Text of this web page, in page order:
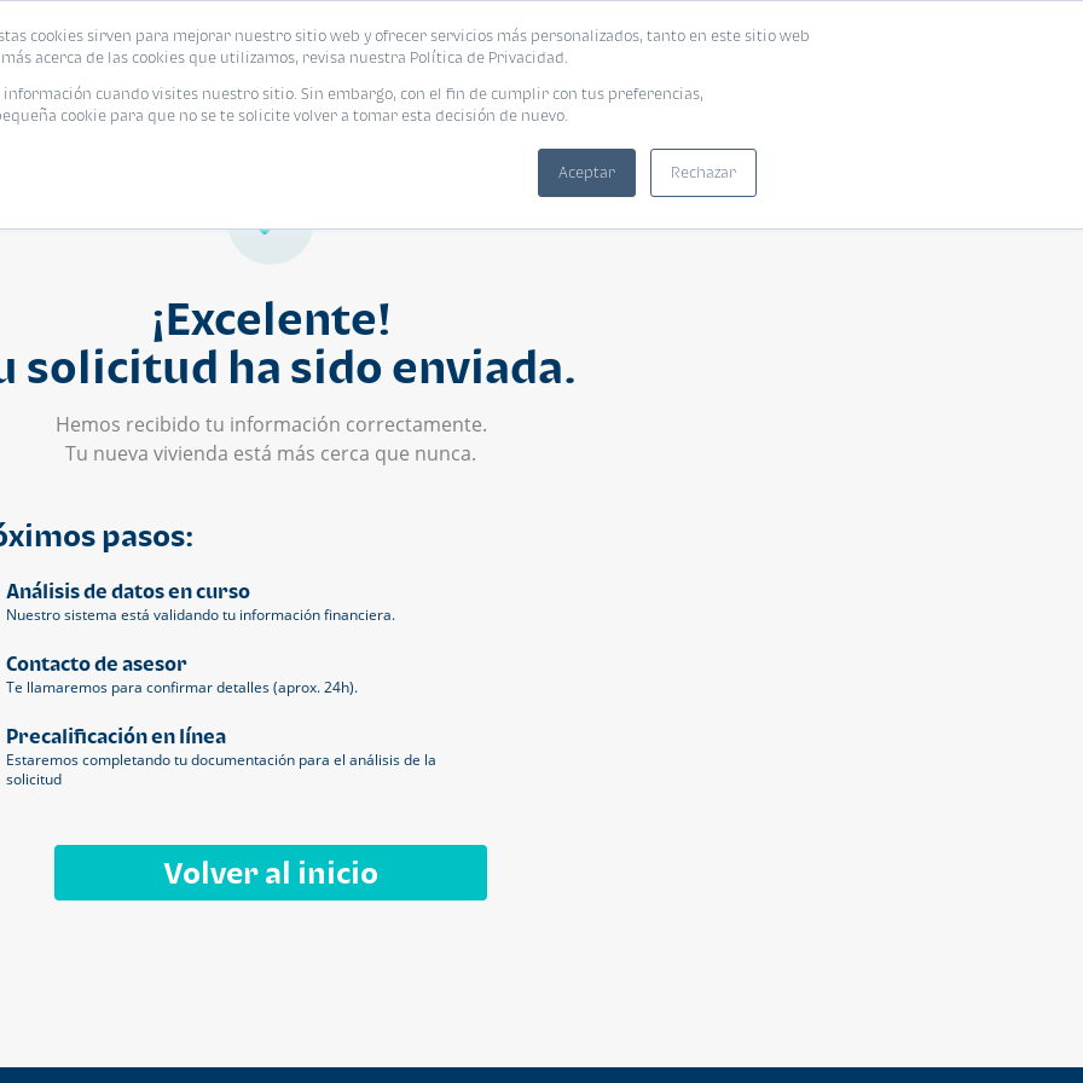
cookies sirven para mejorar nuestro sitio web y ofrecer servicios más personalizados, tanto en este sitio web
acerca de las cookies que utilizamos, revisa nuestra Política de Privacidad.
cuando visites nuestro sitio. Sin embargo, con el fin de cumplir con tus preferencias,
cookie para que no se te solicite volver a tomar esta decisión de nuevo.
Aceptar Rechazar
Eventos Promociones Blog Encuentra tu vivienda ideal
¡Excelente!
solicitud ha sido enviada.
Hemos recibido tu información correctamente.
Tu nueva vivienda está más cerca que nunca.
pasos:
Análisis de datos en curso
Nuestro sistema está validando tu información financiera.
Contacto de asesor
Te llamaremos para confirmar detalles (aprox. 24h).
Precalificación en línea
Estaremos completando tu documentación para el análisis de la
solicitud
Volver al inicio